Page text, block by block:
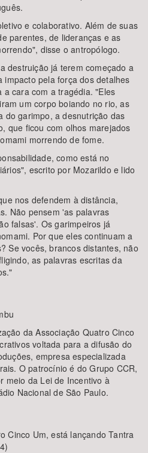
e colaborativo. Além de suas
parentes, de lideranças e as
disse o antropólogo.
destruição já terem começado a
impacto pela força dos detalhes
cara com a tragédia. "Eles
um corpo boiando no rio, as
do garimpo, a desnutrição das
que ficou com olhos marejados
morrendo de fome.
como está no
escrito por Mozarildo e lido
nos defendem à distância,
Não pensem 'as palavras
falsas'. Os garimpeiros já
Por que eles continuam a
Se vocês, brancos distantes, não
as palavras escritas da
da Associação Quatro Cinco
voltada para a difusão do
empresa especializada
O patrocínio é do Grupo CCR,
meio da Lei de Incentivo à
Nacional de São Paulo.
Cinco Um, está lançando Tantra